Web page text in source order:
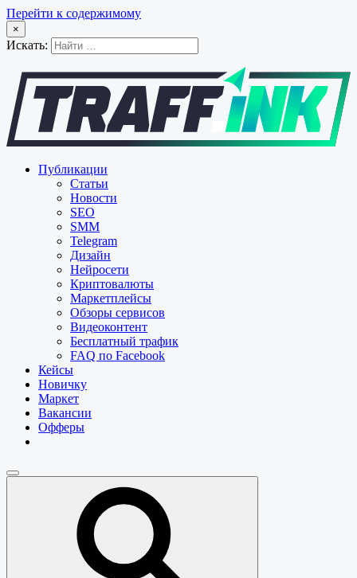
Перейти к содержимому
×
Искать:
Публикации
Статьи
Новости
SEO
SMM
Telegram
Дизайн
Нейросети
Криптовалюты
Маркетплейсы
Обзоры сервисов
Видеоконтент
Бесплатный трафик
FAQ по Facebook
Кейсы
Новичку
Маркет
Вакансии
Офферы